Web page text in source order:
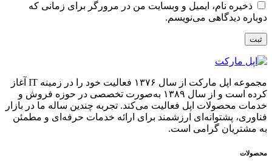
ذخیره نام، ایمیل و وبسایت من در مرورگر برای زمانی که
دوباره دیدگاهی می‌نویسم.
مجموعه اپل مارکت از سال ۱۳۷۶ فعالیت خود را در زمینه IT آغاز
کرده است و از سال ۱۳۸۹ به‌صورت تخصصی در حوزه فروش و
خدمات محصولات اپل فعالیت می‌کند. تجربه چندین ساله ما در بازار
فناوری، پشتوانه‌ای ارزشمند برای ارائه خدمات حرفه‌ای و مطمئن
به مشتریان گرامی است.
محصولات